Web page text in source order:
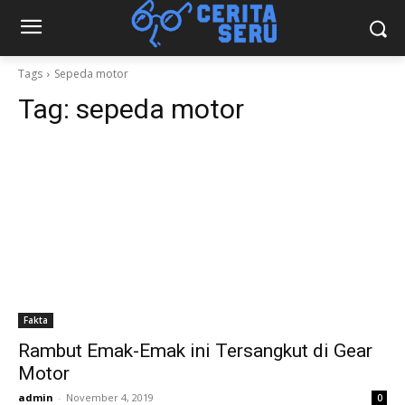
Tags Sepeda motor
Tag: sepeda motor
Fakta
Rambut Emak-Emak ini Tersangkut di Gear
Motor
admin - November 4, 2019 0